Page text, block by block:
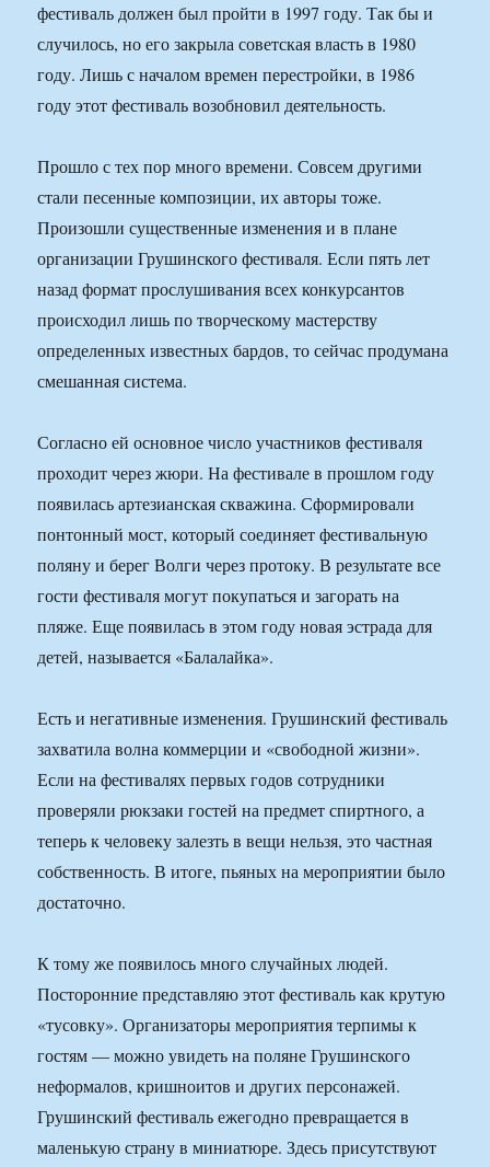
фестиваль должен был пройти в 1997 году. Так бы и
случилось, но его закрыла советская власть в 1980
году. Лишь с началом времен перестройки, в 1986
году этот фестиваль возобновил деятельность.
Прошло с тех пор много времени. Совсем другими
стали песенные композиции, их авторы тоже.
Произошли существенные изменения и в плане
организации Грушинского фестиваля. Если пять лет
назад формат прослушивания всех конкурсантов
происходил лишь по творческому мастерству
определенных известных бардов, то сейчас продумана
смешанная система.
Согласно ей основное число участников фестиваля
проходит через жюри. На фестивале в прошлом году
появилась артезианская скважина. Сформировали
понтонный мост, который соединяет фестивальную
поляну и берег Волги через протоку. В результате все
гости фестиваля могут покупаться и загорать на
пляже. Еще появилась в этом году новая эстрада для
детей, называется «Балалайка».
Есть и негативные изменения. Грушинский фестиваль
захватила волна коммерции и «свободной жизни».
Если на фестивалях первых годов сотрудники
проверяли рюкзаки гостей на предмет спиртного, а
теперь к человеку залезть в вещи нельзя, это частная
собственность. В итоге, пьяных на мероприятии было
достаточно.
К тому же появилось много случайных людей.
Посторонние представляю этот фестиваль как крутую
«тусовку». Организаторы мероприятия терпимы к
гостям — можно увидеть на поляне Грушинского
неформалов, кришноитов и других персонажей.
Грушинский фестиваль ежегодно превращается в
маленькую страну в миниатюре. Здесь присутствуют